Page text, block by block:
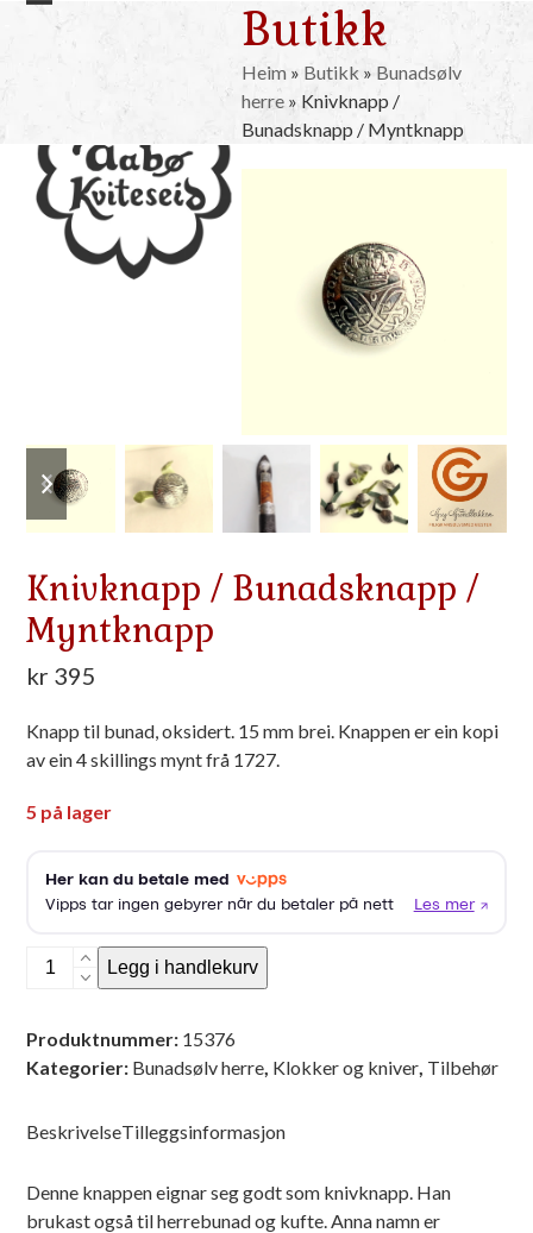
Skip
Open
menu
Close
menu
Butikk
Heim » Butikk» Bunadsølv
herre» Knivknapp /
Bunadsknapp / Myntknapp
previous
slide
next
slide
Knivknapp / Bunadsknapp /
Myntknapp
kr 395
Knapp til bunad, oksidert. 15 mm brei. Knappen er ein kopi
av ein 4 skillings mynt frå 1727.
5 på lager
Knivknapp
/
Myntknapp
Legg i handlekurv
Produktnummer: 15376
Kategorier: Bunadsølv herre, Klokker og kniver, Tilbehør
BeskrivelseTilleggsinformasjon
Denne knappen eignar seg godt som knivknapp. Han
brukast også til herrebunad og kufte. Anna namn er